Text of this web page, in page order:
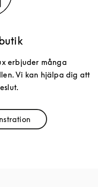
erbjuder många
Vi kan hjälpa dig att
Opens in New Tab